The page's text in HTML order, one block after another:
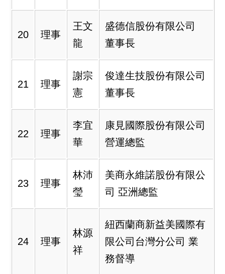
20 理事
王文
龍
盛德信股份有限公司
董事長
21 理事
謝宗
憲
俊達生技股份有限公司
董事長
22 理事
李宜
華
康見國際股份有限公司
營運總監
23 理事
林沛
瑩
美商永維諾股份有限公
司 亞洲總監
24 理事
林源
祥
紐西蘭商新益美國際有
限公司台灣分公司 業
務督導